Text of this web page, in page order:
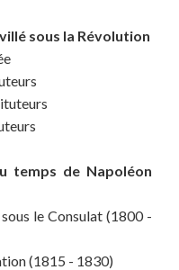
sous la Révolution
temps de Napoléon
le Consulat (1800 -
(1815 - 1830)